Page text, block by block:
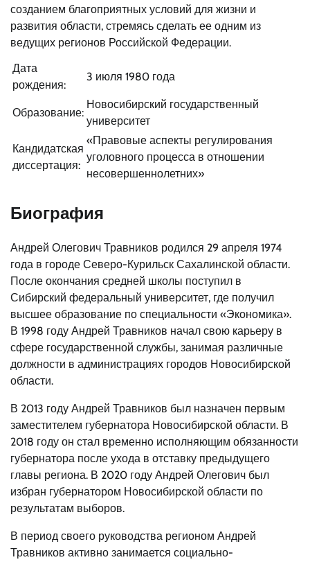
созданием благоприятных условий для жизни и
развития области, стремясь сделать ее одним из
ведущих регионов Российской Федерации.
Дата
рождения:
3 июля 1980 года
Образование:
Новосибирский государственный
университет
Кандидатская
диссертация:
«Правовые аспекты регулирования
уголовного процесса в отношении
несовершеннолетних»
Биография
Андрей Олегович Травников родился 29 апреля 1974
года в городе Северо-Курильск Сахалинской области.
После окончания средней школы поступил в
Сибирский федеральный университет, где получил
высшее образование по специальности «Экономика».
В 1998 году Андрей Травников начал свою карьеру в
сфере государственной службы, занимая различные
должности в администрациях городов Новосибирской
области.
В 2013 году Андрей Травников был назначен первым
заместителем губернатора Новосибирской области. В
2018 году он стал временно исполняющим обязанности
губернатора после ухода в отставку предыдущего
главы региона. В 2020 году Андрей Олегович был
избран губернатором Новосибирской области по
результатам выборов.
В период своего руководства регионом Андрей
Травников активно занимается социально-